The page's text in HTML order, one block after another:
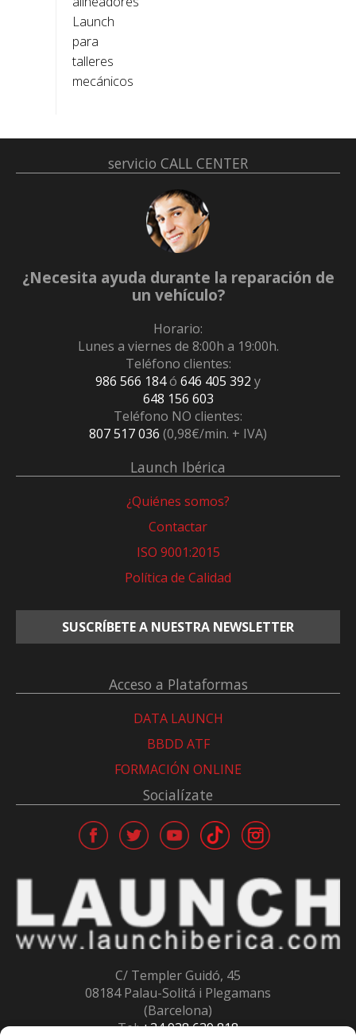
Launch
para
talleres
mecánicos
servicio CALL CENTER
¿Necesita ayuda durante la reparación de
un vehículo?
Horario:
Lunes a viernes de 8:00h a 19:00h.
Teléfono clientes:
986 566 184ó 646 405 392 y
648 156 603
Teléfono NO clientes:
807 517 036 (0,98€/min. + IVA)
Launch Ibérica
¿Quiénes somos?
Contactar
ISO 9001:2015
Política de Calidad
SUSCRÍBETE A NUESTRA NEWSLETTER
Acceso a Plataformas
DATA LAUNCH
BBDD ATF
FORMACIÓN ONLINE
Socialízate
C/ Templer Guidó, 45
08184 Palau-Solitá i Plegamans
(Barcelona)
Tel:+34 938 639 818